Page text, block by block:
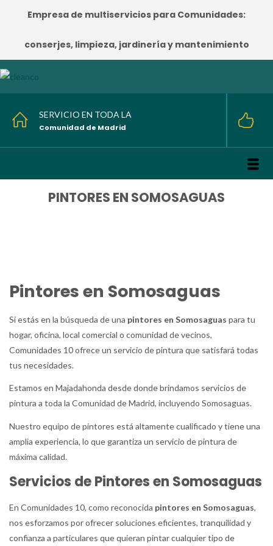
Empresa de multiservicios para Comunidades:
conserjes, limpieza, jardinería y mantenimiento
SERVICIO EN TODA LA
Comunidad de Madrid
PINTORES EN SOMOSAGUAS
Pintores en Somosaguas
Si estás en la búsqueda de una pintores en Somosaguas para tu
hogar, oficina, local comercial o comunidad de vecinos,
Comunidades 10 ofrece un servicio de pintura que satisfará todas
tus necesidades.
Estamos en Majadahonda desde donde brindamos servicios de
pintura a toda la Comunidad de Madrid, incluyendo Somosaguas.
Nuestro equipo de pintores está altamente cualificado y tiene una
amplia experiencia, lo que garantiza un servicio de pintura de
máxima calidad.
Servicios de Pintores en Somosaguas
En Comunidades 10, como reconocida pintores en Somosaguas,
nos esforzamos por ofrecer soluciones eficientes, tranquilidad y
confianza a particulares que quieran pintar cualquier tipo de